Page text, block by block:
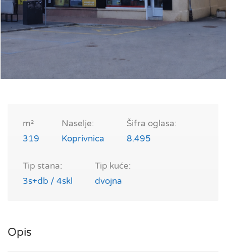
m²
319
Naselje:
Koprivnica
Šifra oglasa:
8.495
Tip stana:
3s+db / 4skl
Tip kuće:
dvojna
Opis